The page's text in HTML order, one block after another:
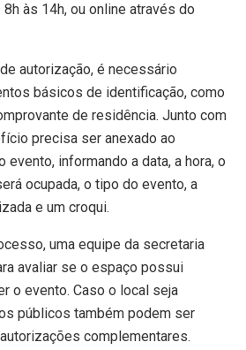
às 14h, ou online através do
autorização, é necessário
básicos de identificação, como
de residência. Junto com
precisa ser anexado ao
informando a data, a hora, o
ocupada, o tipo do evento, a
e um croqui.
uma equipe da secretaria
avaliar se o espaço possui
o evento. Caso o local seja
públicos também podem ser
complementares.